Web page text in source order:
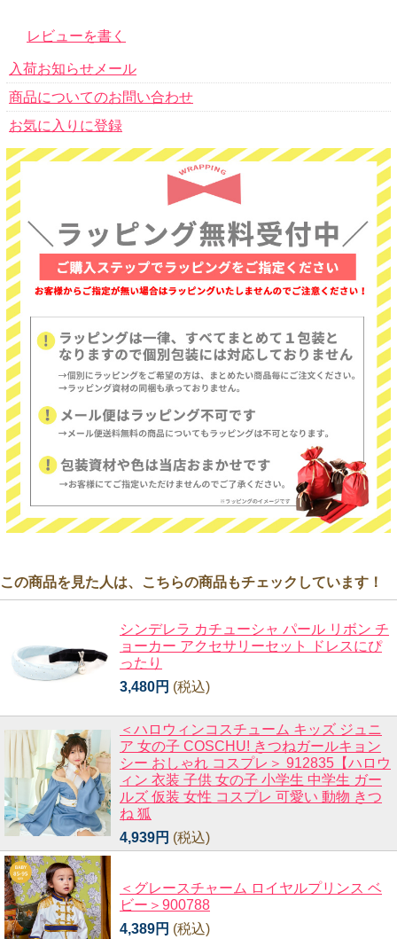
レビューを書く
入荷お知らせメール
商品についてのお問い合わせ
お気に入りに登録
この商品を見た人は、こちらの商品もチェックしています！
シンデレラ カチューシャ パール リボン チ
ョーカー アクセサリーセット ドレスにぴ
ったり
3,480円 (税込)
＜ハロウィンコスチューム キッズ ジュニ
ア 女の子 COSCHU! きつねガールキョン
シー おしゃれ コスプレ＞ 912835【ハロウ
ィン 衣装 子供 女の子 小学生 中学生 ガー
ルズ 仮装 女性 コスプレ 可愛い 動物 きつ
ね 狐
4,939円 (税込)
＜グレースチャーム ロイヤルプリンス ベ
ビー＞900788
4,389円 (税込)